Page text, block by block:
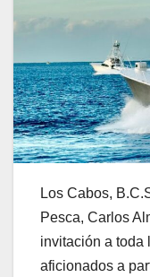
Los Cabos,
Pesca, Carlos
invitación a toda
aficionados a